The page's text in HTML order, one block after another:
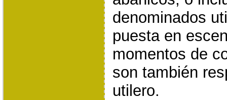
denominados
puesta en
momentos de
son también
utilero.